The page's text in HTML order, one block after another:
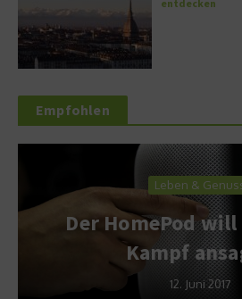
entdecken
Empfohlen
Leben &
Der HomePod will
Kampf
12. Juni 2017